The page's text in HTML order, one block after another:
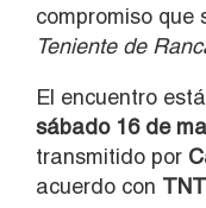
compromiso que
Teniente de
El encuentro
sábado 16 de
transmitido por
acuerdo con